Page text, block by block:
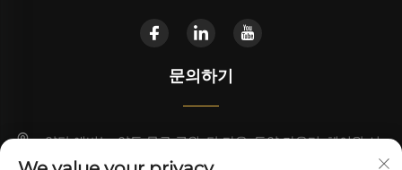
문의하기
양탄 애비뉴, 양동 물류 공원, 탄 타운, 동양 카운티, 헤이완 시